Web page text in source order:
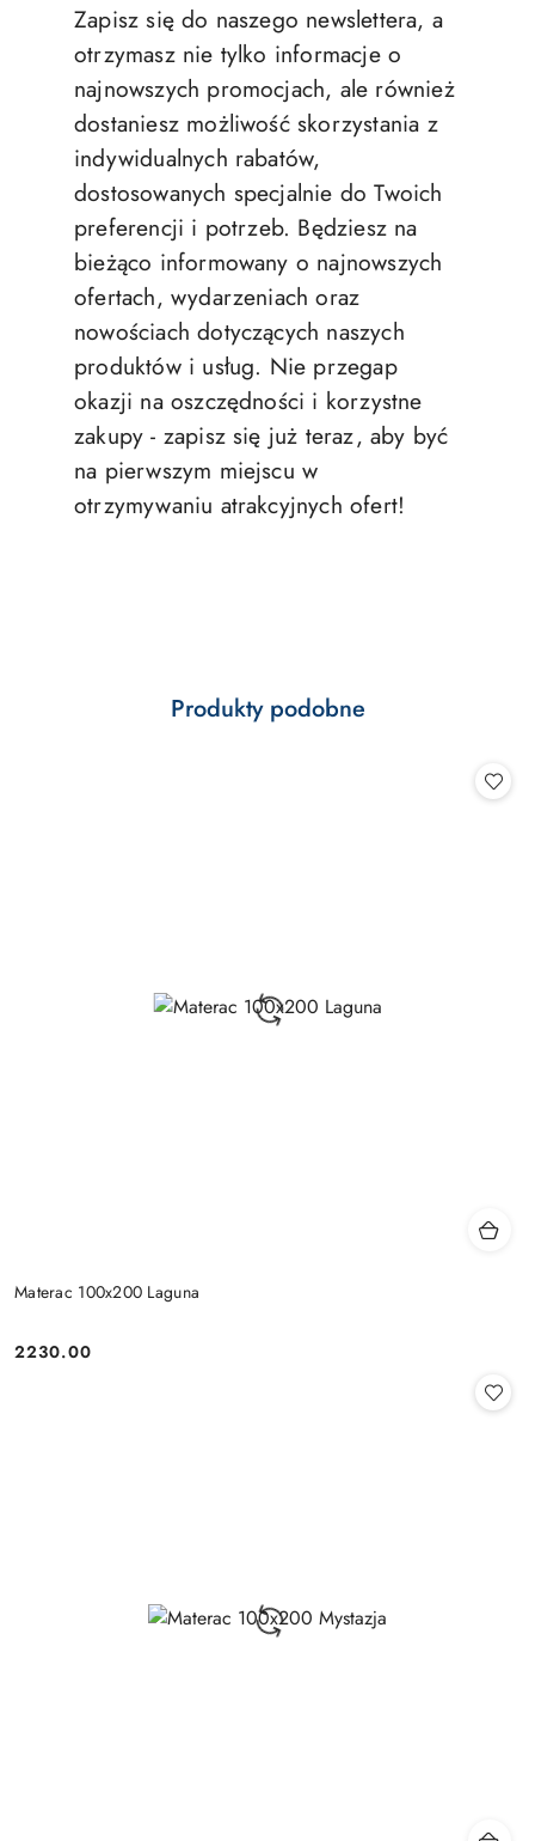
Zapisz się do naszego newslettera, a
otrzymasz nie tylko informacje o
najnowszych promocjach, ale również
dostaniesz możliwość skorzystania z
indywidualnych rabatów,
dostosowanych specjalnie do Twoich
preferencji i potrzeb. Będziesz na
bieżąco informowany o najnowszych
ofertach, wydarzeniach oraz
nowościach dotyczących naszych
produktów i usług. Nie przegap
okazji na oszczędności i korzystne
zakupy - zapisz się już teraz, aby być
na pierwszym miejscu w
otrzymywaniu atrakcyjnych ofert!
Pomiń karuzelę produktów
Produkty
Produkty podobne
Materac 100x200 Laguna
Cena:
2230.00